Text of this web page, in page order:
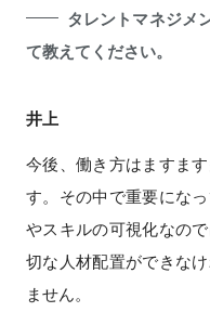
タレントマネジメ
て教えてください。
井上
今後、働き方はますま
す。その中で重要にな
やスキルの可視化なの
切な人材配置ができな
ません。